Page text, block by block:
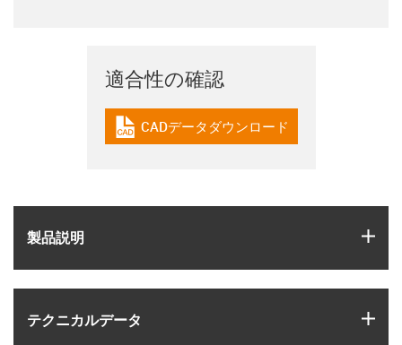
製品説明
テクニカルデータ
適合性の確認
igus-icon-cad-dateien
CADデータダウンロード